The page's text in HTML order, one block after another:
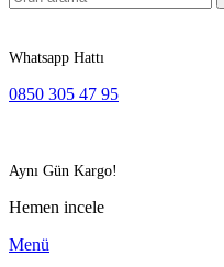
Whatsapp Hattı
0850 305 47 95
Aynı Gün Kargo!
Hemen incele
Menü